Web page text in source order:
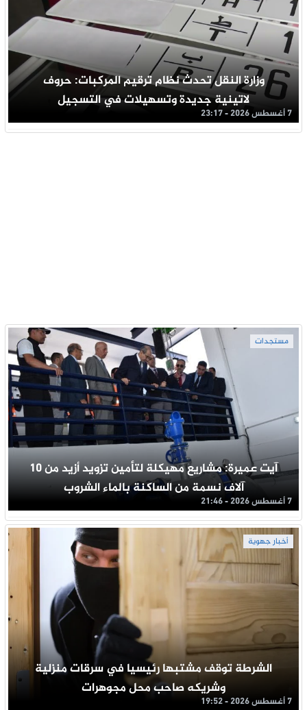
وزارة النقل تحدث نظام ترقيم المركبات: حروف
لاتينية جديدة وتسهيلات في التسجيل
7 أغسطس 2026 - 23:17
مستجدات
آيت عميرة: مشاريع مهيكلة لتأمين تزويد أزيد من 10
آلاف نسمة من الساكنة بالماء الشروب
7 أغسطس 2026 - 21:46
أخبار جهوية
الشرطة توقف مشتبها رئيسيا في سرقات منزلية
وشريكه صاحب محل مجوهرات
7 أغسطس 2026 - 19:52